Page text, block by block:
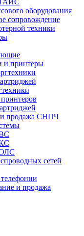
оборудования
сопровождение
техники
и принтеры
и продажа СНПЧ
сетей
и продажа